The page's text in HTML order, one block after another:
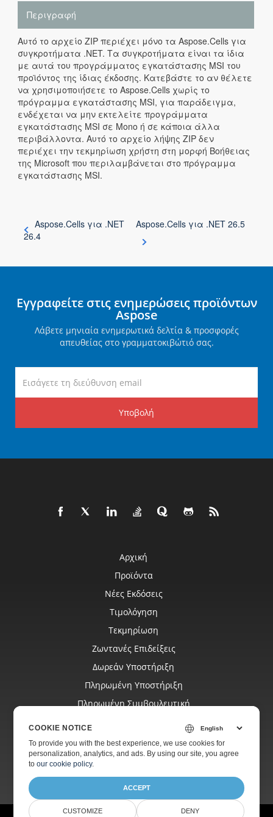
Περιγραφή
Αυτό το αρχείο ZIP περιέχει μόνο τα Aspose.Cells για
συγκροτήματα .NET. Τα συγκροτήματα είναι τα ίδια
με αυτά του προγράμματος εγκατάστασης MSI του
προϊόντος της ίδιας έκδοσης. Κατεβάστε το αν θέλετε
να χρησιμοποιήσετε το Aspose.Cells χωρίς το
πρόγραμμα εγκατάστασης MSI, για παράδειγμα,
ενδέχεται να μην εκτελείτε προγράμματα
εγκατάστασης MSI σε Mono ή σε κάποια άλλα
περιβάλλοντα. Αυτό το αρχείο λήψης ZIP δεν
περιέχει την τεκμηρίωση χρήστη στη μορφή Βοήθειας
της Microsoft που περιλαμβάνεται στο πρόγραμμα
εγκατάστασης MSI.
Aspose.Cells για .NET
26.4
Aspose.Cells για .NET 26.5
Εγγραφείτε στις ενημερώσεις προϊόντων
Aspose
Λάβετε μηνιαία ενημερωτικά δελτία & προσφορές
απευθείας στο γραμματοκιβώτιό σας.
Υποβολή
Αρχική
Προϊόντα
Νέες Εκδόσεις
Τιμολόγηση
Τεκμηρίωση
Ζωντανές Επιδείξεις
Δωρεάν Υποστήριξη
Πληρωμένη Υποστήριξη
Πληρωμένη Συμβουλευτική
Ιστοσελίδες
Σχετικά
COOKIE NOTICE
To provide you with the best experience, we use cookies for
personalization, analytics, and ads. By using our site, you agree
toour cookie policy.
ACCEPT
CUSTOMIZE DENY